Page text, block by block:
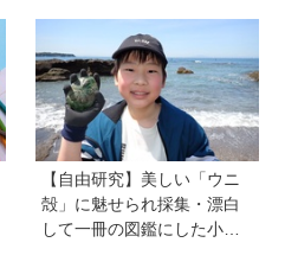
【自由研究】美しい「ウニ
殻」に魅せられ採集・漂白
して一冊の図鑑にした小学5